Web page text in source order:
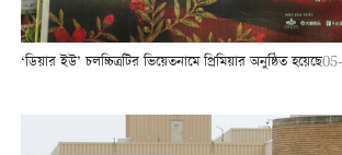
‘ডিয়ার ইউ’ চলচ্চিত্রটির ভিয়েতনামে প্রিমিয়ার অনুষ্ঠিত হয়েছে